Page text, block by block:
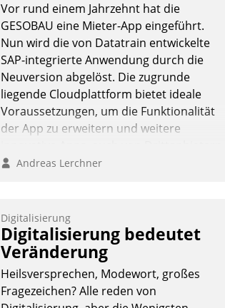
Vor rund einem Jahrzehnt hat die
GESOBAU eine Mieter-App eingeführt.
Nun wird die von Datatrain entwickelte
SAP-integrierte Anwendung durch die
Neuversion abgelöst. Die zugrunde
liegende Cloudplattform bietet ideale
Voraussetzungen, um die Funktionalität
der App zu erweitern und weitere
in SAP zu integrieren.
Andreas Lerchner
Digitalisierung
Digitalisierung bedeutet
Veränderung
Heilsversprechen, Modewort, großes
Fragezeichen? Alle reden von